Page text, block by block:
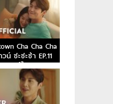
Cha Cha Cha
วน์ ชะชะช่า EP.11
พากย์ไทย